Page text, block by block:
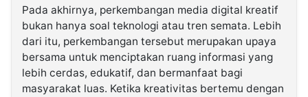
Pada akhirnya, perkembangan media digital kreatif
bukan hanya soal teknologi atau tren semata. Lebih
dari itu, perkembangan tersebut merupakan upaya
bersama untuk menciptakan ruang informasi yang
lebih cerdas, edukatif, dan bermanfaat bagi
masyarakat luas. Ketika kreativitas bertemu dengan